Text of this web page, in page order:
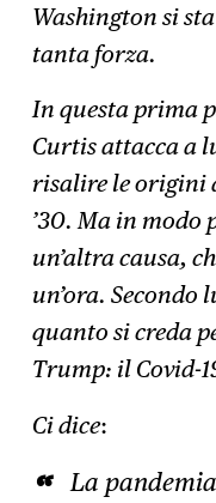
Washington si
tanta forza.
In questa prima
Curtis attacca a
risalire le origini
’30. Ma in
un’altra causa,
un’ora.
quanto si creda
Trump: il Covid-
Ci dice:
La